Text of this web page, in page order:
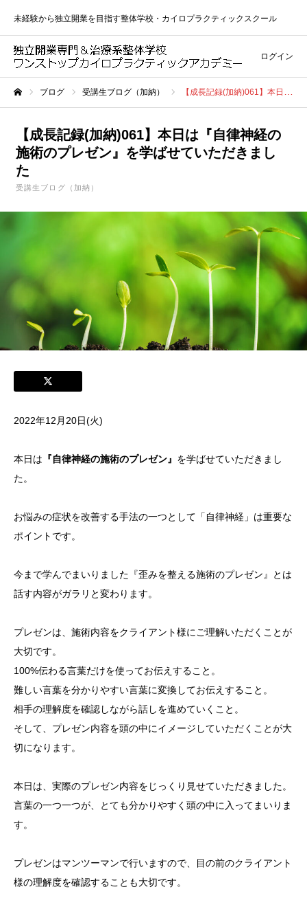
未経験から独立開業を目指す整体学校・カイロプラクティックスクール
ログイン
ブログ 受講生ブログ（加納） 【成長記録(加納)061】本日は『自律神経の施術のプレゼン』を学ばせていただきました
【成長記録(加納)061】本日は『自律神経の
施術のプレゼン』を学ばせていただきまし
た
受講生ブログ（加納）
2022年12月20日(火)
本日は 『自律神経の施術のプレゼン』 を学ばせていただきまし
た。
お悩みの症状を改善する手法の一つとして「自律神経」は重要な
ポイントです。
今まで学んでまいりました『歪みを整える施術のプレゼン』とは
話す内容がガラリと変わります。
プレゼンは、施術内容をクライアント様にご理解いただくことが
大切です。
100%伝わる言葉だけを使ってお伝えすること。
難しい言葉を分かりやすい言葉に変換してお伝えすること。
相手の理解度を確認しながら話しを進めていくこと。
そして、プレゼン内容を頭の中にイメージしていただくことが大
切になります。
本日は、実際のプレゼン内容をじっくり見せていただきました。
言葉の一つ一つが、とても分かりやすく頭の中に入ってまいりま
す。
プレゼンはマンツーマンで行いますので、目の前のクライアント
様の理解度を確認することも大切です。